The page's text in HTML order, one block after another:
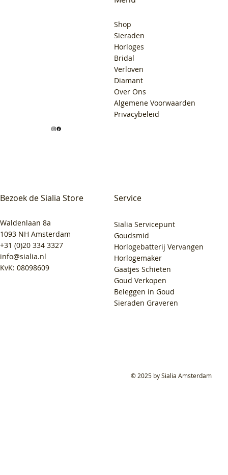
Bezoek de Sialia Store
Waldenlaan 8a
1093 NH Amsterdam
+31 (0)20 334 3327
info@sialia.nl
KvK: 08098609
Shop
Sieraden
Horloges
Bridal
Verloven
Diamant
Over Ons
Algemene Voorwaarden
Privacybeleid
Service
Sialia Servicepunt
Goudsmid
Horlogebatterij Vervangen
Horlogemaker
Gaatjes Schieten
Goud Verkopen
Beleggen in Goud
Sieraden Graveren
© 2025 by Sialia Amsterdam